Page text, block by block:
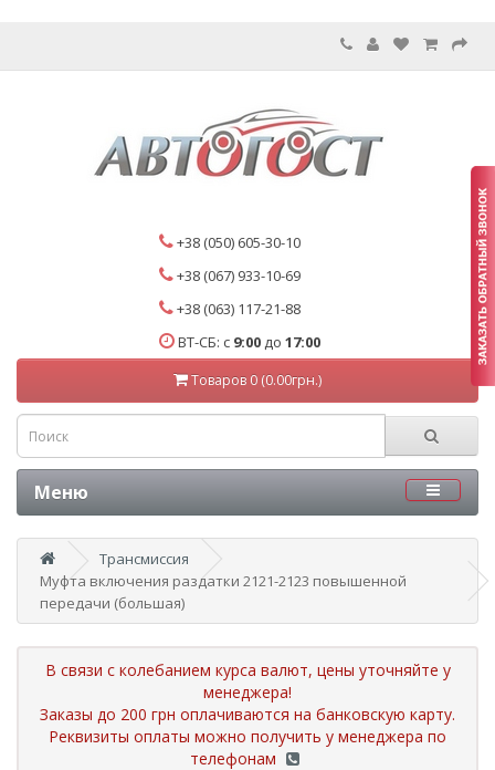
+38 (050) 605-30-10
+38 (067) 933-10-69
+38 (063) 117-21-88
ВТ-СБ: с 9:00 до 17:00
Товаров 0 (0.00грн.)
Меню
Трансмиссия
Муфта включения раздатки 2121-2123 повышенной
передачи (большая)
В связи с колебанием курса валют, цены уточняйте у
менеджера!
Заказы до 200 грн оплачиваются на банковскую карту.
Реквизиты оплаты можно получить у менеджера по
телефонам